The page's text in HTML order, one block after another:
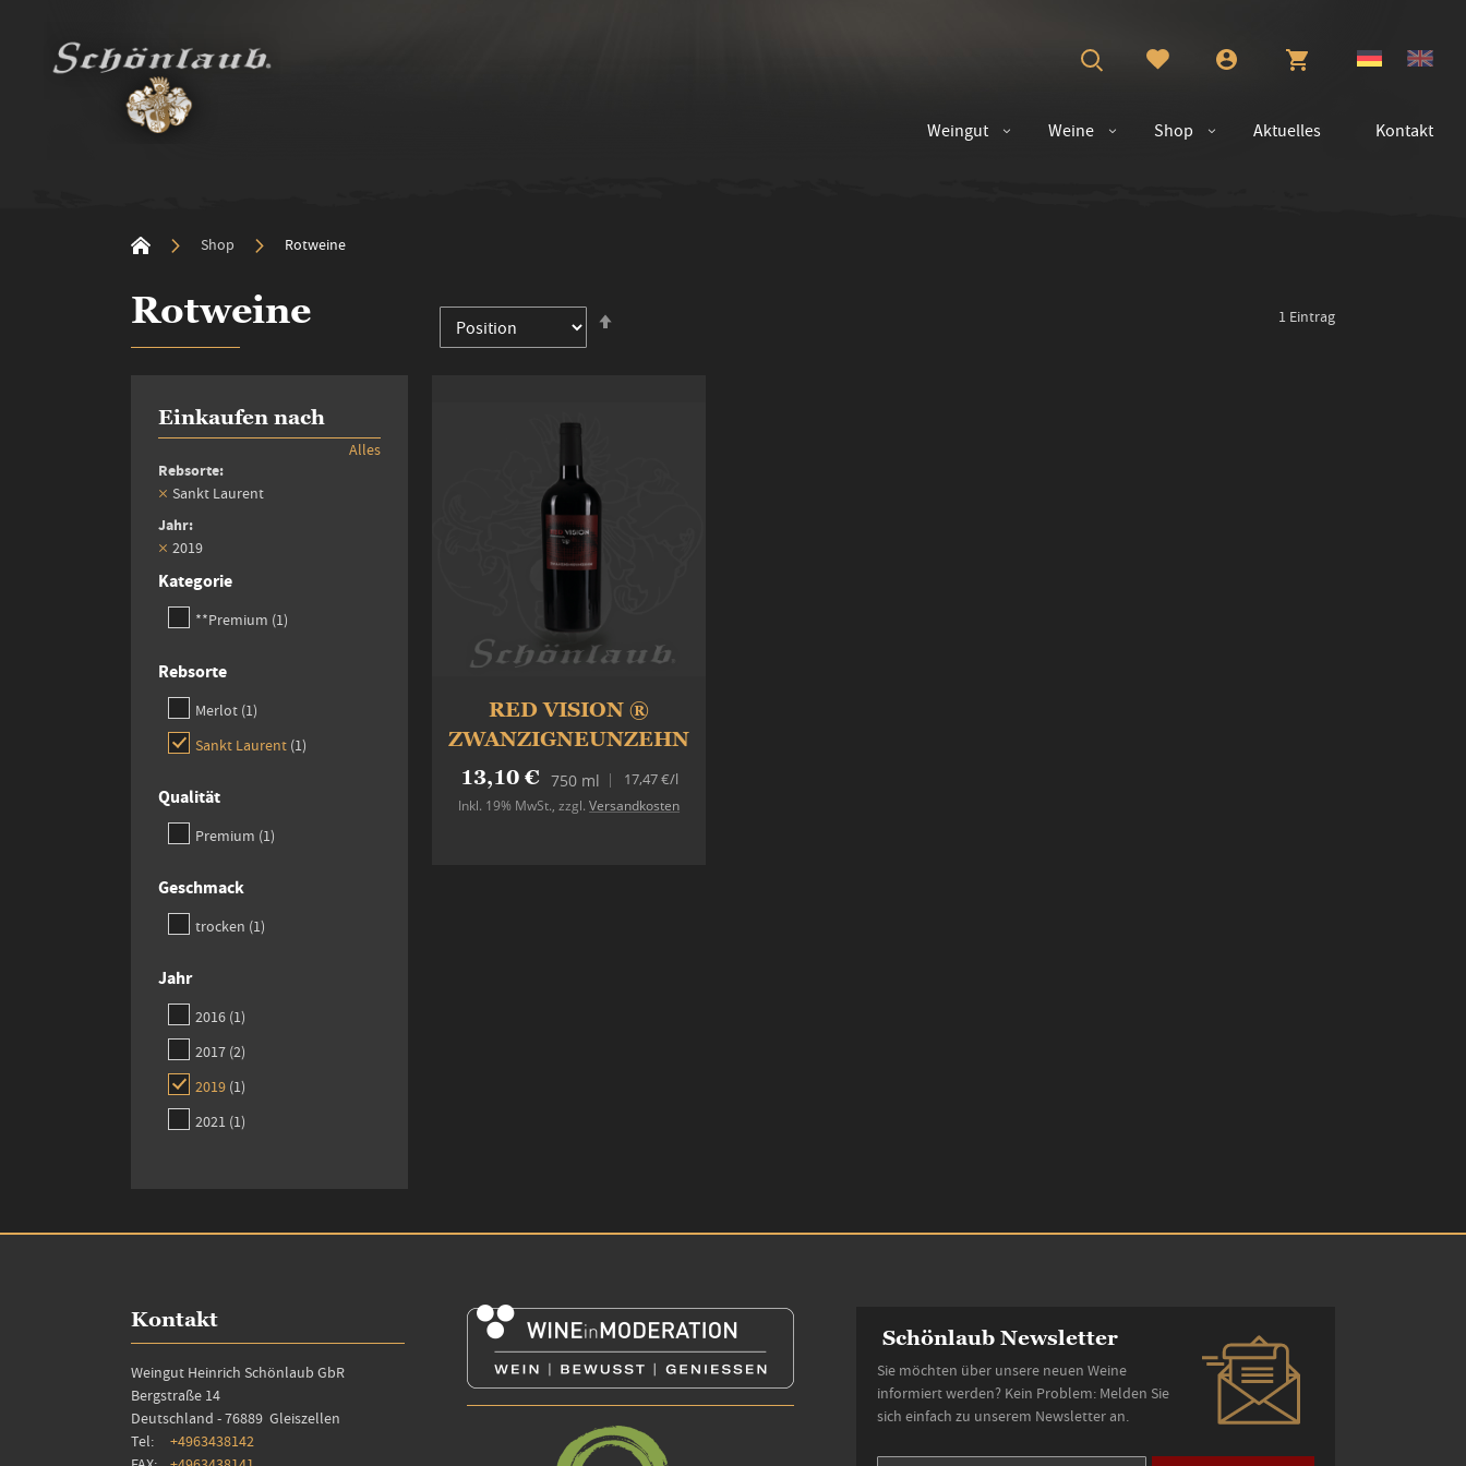
Weine Shop Aktuelles
Weingut Kontakt
Shop Rotweine
Rotweine 1 Eintrag
RED VISION ®
ZWANZIGNEUNZEHN
13,10 € 750 ml
Inkl. 19% MwSt.,zzgl.Versandkosten
17,47 €/l
Einkaufen nach
Rebsorte
Sankt Laurent
Jahr
2019
Alles
Kategorie
**Premium 1item
Rebsorte
Merlot 1item
Sankt Laurent 1item
Qualität
Premium 1item
Geschmack
trocken 1item
Jahr
2016 1item
2017 2items
2019 1item
2021 1item
Kontakt
Weingut Heinrich Schönlaub GbR
Bergstraße 14
Deutschland - 76889 Gleiszellen
Tel: +4963438142
Schönlaub Newsletter
Sie möchten über unsere neuen Weine
informiert werden? Kein Problem: Melden Sie
sich einfach zu unserem Newsletter an.